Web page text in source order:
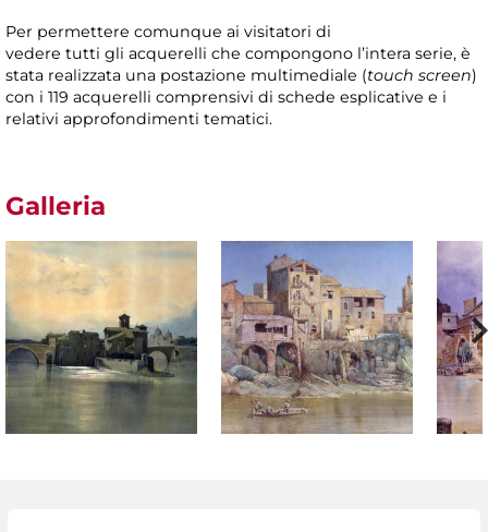
Per permettere comunque ai visitatori di
vedere tutti gli acquerelli che compongono l’intera serie, è
stata realizzata una postazione multimediale (touch screen)
con i 119 acquerelli comprensivi di schede esplicative e i
relativi approfondimenti tematici.
Galleria